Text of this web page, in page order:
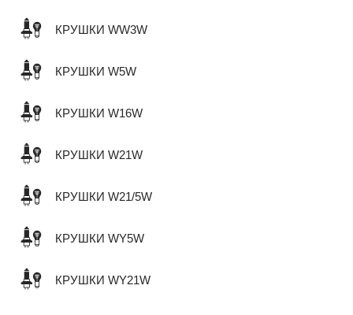
КРУШКИ WW3W
КРУШКИ W5W
КРУШКИ W16W
КРУШКИ W21W
КРУШКИ W21/5W
КРУШКИ WY5W
КРУШКИ WY21W